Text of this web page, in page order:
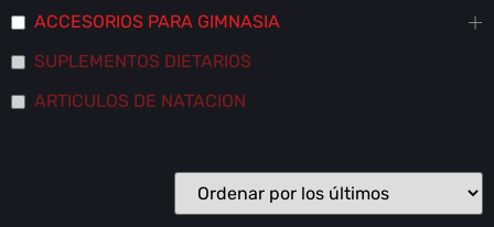
ACCESORIOS PARA GIMNASIA
SUPLEMENTOS DIETARIOS
ARTICULOS DE NATACION